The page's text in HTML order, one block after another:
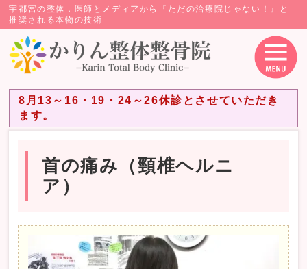
宇都宮の整体，医師とメディアから『ただの治療院じゃない！』と
推奨される本物の技術
8月13～16・19・24～26休診とさせていただき
ます。
首の痛み（頸椎ヘルニ
ア）